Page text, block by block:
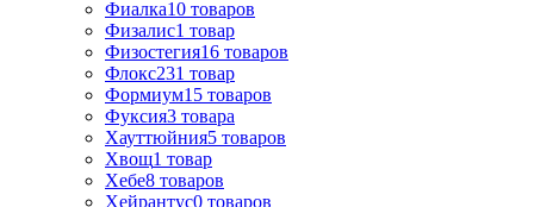
Фиалка10 товаров
Физалис1 товар
Физостегия16 товаров
Флокс231 товар
Формиум15 товаров
Фуксия3 товара
Хауттюйния5 товаров
Хвощ1 товар
Хебе8 товаров
Хейрантус0 товаров